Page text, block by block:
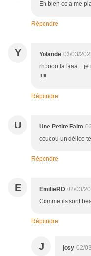
Eh bien cela me
Répondre
Y Yolande 03/03/
rhoooo la laaa... je
!!!!!
Répondre
U Une Petite Faim
coucou un délice
Répondre
E EmilieRD 02/03/
Comme ils sont
Répondre
J josy 02/